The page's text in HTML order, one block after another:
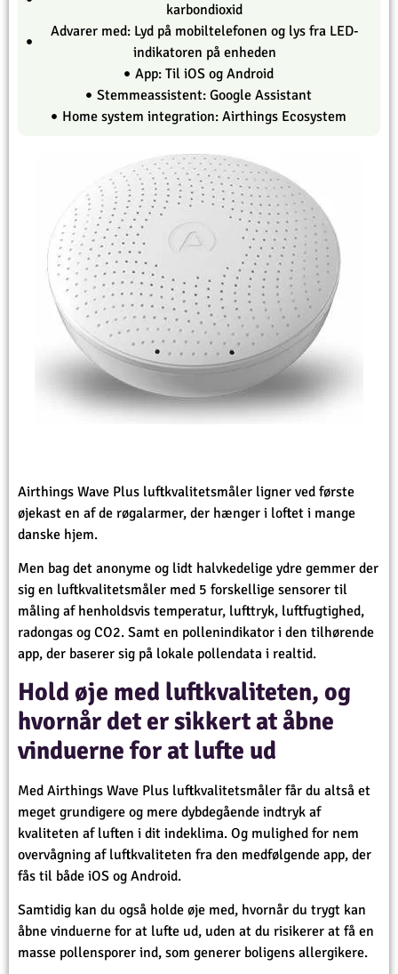
karbondioxid
Advarer med: Lyd på mobiltelefonen og lys fra LED-
indikatoren på enheden
App: Til iOS og Android
Stemmeassistent: Google Assistant
Home system integration: Airthings Ecosystem
Airthings Wave Plus luftkvalitetsmåler ligner ved første
øjekast en af de røgalarmer, der hænger i loftet i mange
danske hjem.
Men bag det anonyme og lidt halvkedelige ydre gemmer der
sig en luftkvalitetsmåler med 5 forskellige sensorer til
måling af henholdsvis temperatur, lufttryk, luftfugtighed,
radongas og CO2. Samt en pollenindikator i den tilhørende
app, der baserer sig på lokale pollendata i realtid.
Hold øje med luftkvaliteten, og
hvornår det er sikkert at åbne
vinduerne for at lufte ud
Med Airthings Wave Plus luftkvalitetsmåler får du altså et
meget grundigere og mere dybdegående indtryk af
kvaliteten af luften i dit indeklima. Og mulighed for nem
overvågning af luftkvaliteten fra den medfølgende app, der
fås til både iOS og Android.
Samtidig kan du også holde øje med, hvornår du trygt kan
åbne vinduerne for at lufte ud, uden at du risikerer at få en
masse pollensporer ind, som generer boligens allergikere.